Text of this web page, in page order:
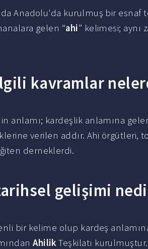
Anadolu'da kurulmuş bir esnaf
gelen “ahi” kelimesi; aynı
kavramlar
anlamı; kardeşlik anlamına
verilen addır. Ahi
derneklerdi.
gelişimi
bir kelime olup kardeş
Ahilik Teşkilatı